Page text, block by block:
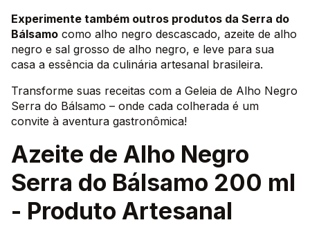
Experimente também outros produtos da Serra do
Bálsamo como alho negro descascado, azeite de alho
negro e sal grosso de alho negro, e leve para sua
casa a essência da culinária artesanal brasileira.
Transforme suas receitas com a Geleia de Alho Negro
Serra do Bálsamo – onde cada colherada é um
convite à aventura gastronômica!
Azeite de Alho Negro
Serra do Bálsamo 200 ml
- Produto Artesanal